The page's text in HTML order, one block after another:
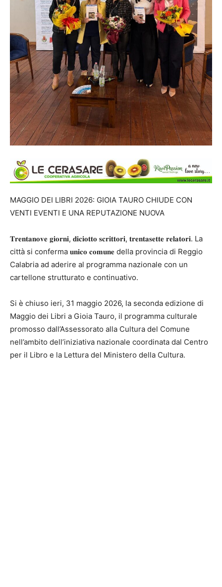
MAGGIO DEI LIBRI 2026: GIOIA TAURO CHIUDE CON
VENTI EVENTI E UNA REPUTAZIONE NUOVA
𝐓𝐫𝐞𝐧𝐭𝐚𝐧𝐨𝐯𝐞 𝐠𝐢𝐨𝐫𝐧𝐢, 𝐝𝐢𝐜𝐢𝐨𝐭𝐭𝐨 𝐬𝐜𝐫𝐢𝐭𝐭𝐨𝐫𝐢, 𝐭𝐫𝐞𝐧𝐭𝐚𝐬𝐞𝐭𝐭𝐞 𝐫𝐞𝐥𝐚𝐭𝐨𝐫𝐢. La
città si conferma 𝐮𝐧𝐢𝐜𝐨 𝐜𝐨𝐦𝐮𝐧𝐞 della provincia di Reggio
Calabria ad aderire al programma nazionale con un
cartellone strutturato e continuativo.
Si è chiuso ieri, 31 maggio 2026, la seconda edizione di
Maggio dei Libri a Gioia Tauro, il programma culturale
promosso dall’Assessorato alla Cultura del Comune
nell’ambito dell’iniziativa nazionale coordinata dal Centro
per il Libro e la Lettura del Ministero della Cultura.